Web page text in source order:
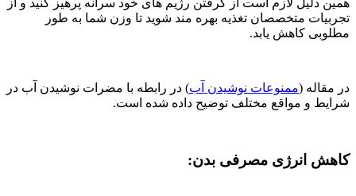
تجربیات متخصصان تغذیه بهره مند شوید تا وزن شما به طور
مطلوبی کاهش یابد.
در مقاله (ممنوعات نوشیدن آب) در رابطه با مضرات نوشیدن آب در
شرایط و مواقع مختلف توضیح داده شده است.
کاهش انرژی مصرفی بدن: